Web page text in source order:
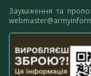
Зауваження та